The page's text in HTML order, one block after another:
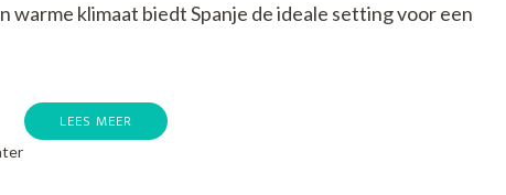
warme klimaat biedt Spanje de ideale setting voor een
LEES MEER
op